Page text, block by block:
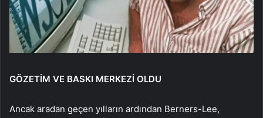
GÖZETİM VE BASKI MERKEZİ OLDU
Ancak aradan geçen yılların ardından Berners-Lee,